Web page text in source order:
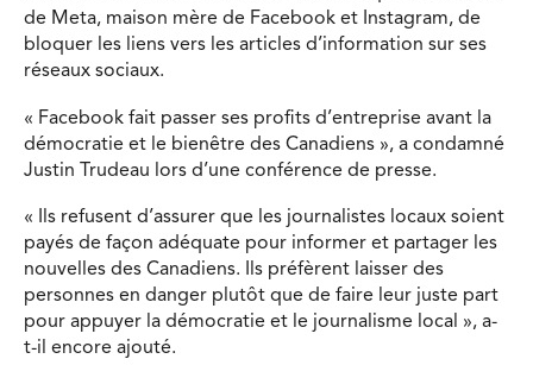
de Meta, maison mère de Facebook et Instagram, de
bloquer les liens vers les articles d’information sur ses
réseaux sociaux.
« Facebook fait passer ses profits d’entreprise avant la
démocratie et le bienêtre des Canadiens », a condamné
Justin Trudeau lors d’une conférence de presse.
« Ils refusent d’assurer que les journalistes locaux soient
payés de façon adéquate pour informer et partager les
nouvelles des Canadiens. Ils préfèrent laisser des
personnes en danger plutôt que de faire leur juste part
pour appuyer la démocratie et le journalisme local », a-
t-il encore ajouté.